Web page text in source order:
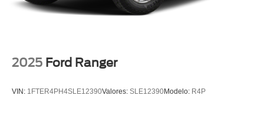
2025 Ford Ranger
VIN: 1FTER4PH4SLE12390Valores: SLE12390Modelo: R4P